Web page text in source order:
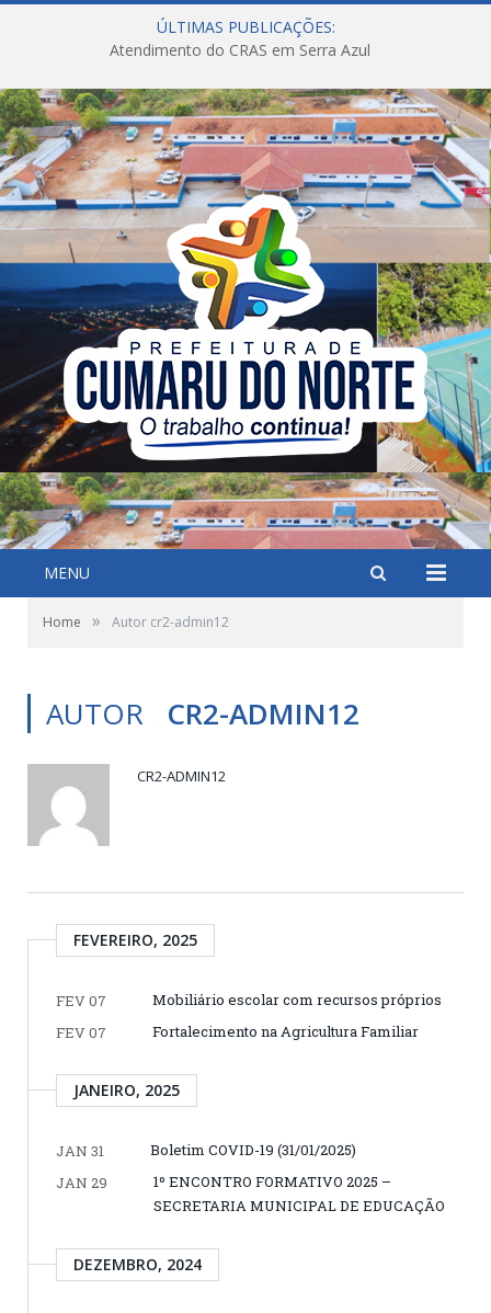
ÚLTIMAS PUBLICAÇÕES:
Atendimento do CRAS em Serra Azul
MENU
Home » Autor cr2-admin12
AUTOR CR2-ADMIN12
CR2-ADMIN12
FEVEREIRO, 2025
FEV 07
Mobiliário escolar com recursos próprios
FEV 07
Fortalecimento na Agricultura Familiar
JANEIRO, 2025
JAN 31
Boletim COVID-19 (31/01/2025)
JAN 29
1º ENCONTRO FORMATIVO 2025 –
SECRETARIA MUNICIPAL DE EDUCAÇÃO
DEZEMBRO, 2024